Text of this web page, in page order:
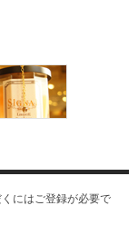
にはご登録が必要で